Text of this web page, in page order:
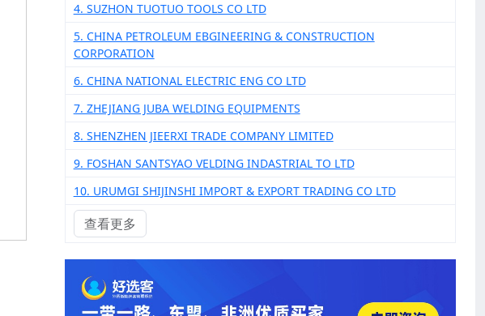
4. SUZHON TUOTUO TOOLS CO LTD
5. CHINA PETROLEUM EBGINEERING & CONSTRUCTION
CORPORATION
6. CHINA NATIONAL ELECTRIC ENG CO LTD
7. ZHEJIANG JUBA WELDING EQUIPMENTS
8. SHENZHEN JIEERXI TRADE COMPANY LIMITED
9. FOSHAN SANTSYAO VELDING INDASTRIAL TO LTD
10. URUMGI SHIJINSHI IMPORT & EXPORT TRADING CO LTD
查看更多